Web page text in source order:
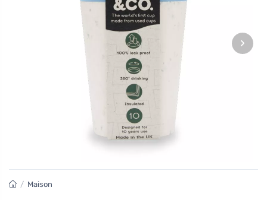
›
/ Maison